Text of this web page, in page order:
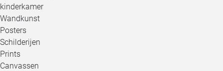
kinderkamer
Wandkunst
Posters
Schilderijen
Prints
Canvassen